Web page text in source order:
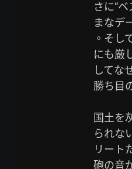
さに“
まなデ
。そし
にも厳
してな
勝ち目
国土を
られな
リート
砲の音